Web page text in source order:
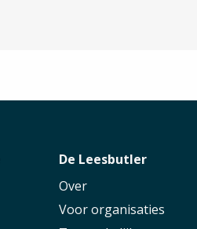
De Leesbutler
Over
Voor organisaties